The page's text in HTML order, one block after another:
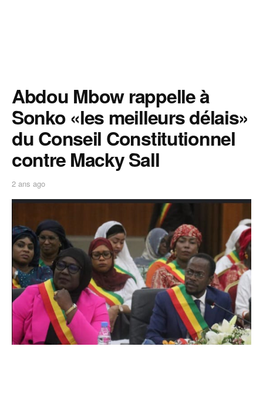
Abdou Mbow rappelle à
Sonko «les meilleurs délais»
du Conseil Constitutionnel
contre Macky Sall
2 ans ago